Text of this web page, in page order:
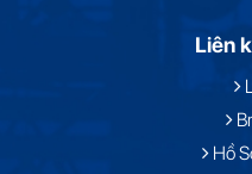
Liên
Hồ